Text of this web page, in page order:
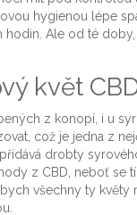
hygienou lépe
Ale od té
květ
z konopí, i u
což je jedna z
drobty
z CBD, neboť
všechny ty květy